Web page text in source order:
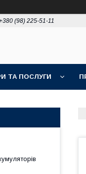
(98) 225-51-11
ТА ПОСЛУГИ